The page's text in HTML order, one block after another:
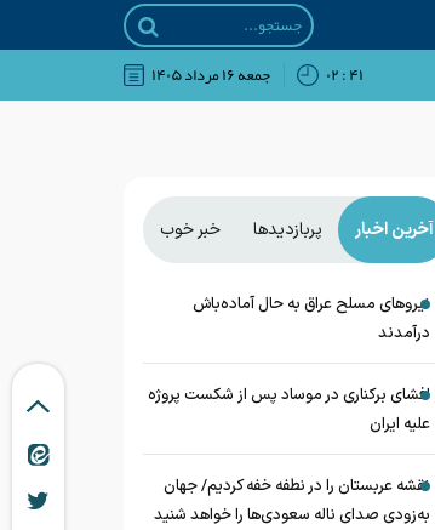
۴۱ : ۰۲ جمعه ۱۶ مرداد ۱۴۰۵
آخرین اخبار پربازدیدها خبر خوب
نیروهای مسلح عراق به حال آماده‌باش
درآمدند
افشای برکناری در موساد پس از شکست پروژه
علیه ایران
نقشه عربستان را در نطفه خفه کردیم/ جهان
به‌زودی صدای ناله سعودی‌ها را خواهد شنید